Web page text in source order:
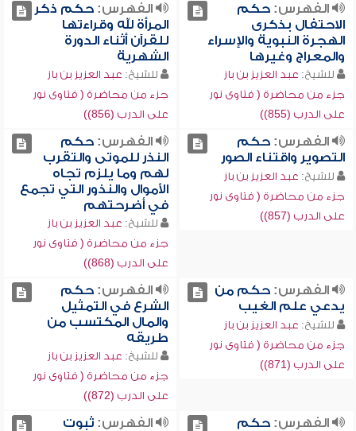
الفهرس:حكم
الاحتفال بذكرى
الهجرة النبوية والإسراء
والمعراج وغيرها
للشيخ: عبد العزيز بن باز
جزء من محاضرة ( فتاوى نور
على الدرب (855))
الفهرس:حكم ذكر
المرأة لله وقراءتها
للقرآن أثناء الدورة
الشهرية
للشيخ: عبد العزيز بن باز
جزء من محاضرة ( فتاوى نور
على الدرب (856))
الفهرس:حكم
التصوير واقتناء الصور
للشيخ: عبد العزيز بن باز
جزء من محاضرة ( فتاوى نور
على الدرب (857))
الفهرس:حكم
النذر للموتى والتقرب
لهم وما يلزم تجاه
الأموال والنذور التي تجمع
في أضرحتهم
للشيخ: عبد العزيز بن باز
جزء من محاضرة ( فتاوى نور
على الدرب (868))
الفهرس:حكم من
يدعي علم الغيب
للشيخ: عبد العزيز بن باز
جزء من محاضرة ( فتاوى نور
على الدرب (871))
الفهرس:حكم
الشرع في التمثيل
والمال المكتسب من
طريقه
للشيخ: عبد العزيز بن باز
جزء من محاضرة ( فتاوى نور
على الدرب (872))
الفهرس:حكم
الفهرس:ثبوت